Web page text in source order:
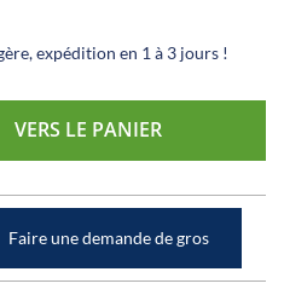
expédition en 1 à 3 jours !
VERS LE PANIER
Faire une demande de gros